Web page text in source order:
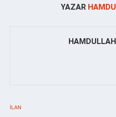
YAZAR
İLAN